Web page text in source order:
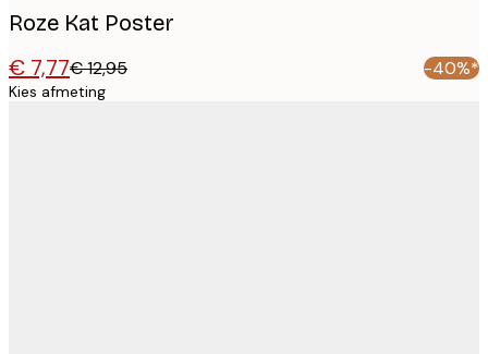
Roze Kat Poster
€ 7,77€ 12,95 -40%*
Kies afmeting